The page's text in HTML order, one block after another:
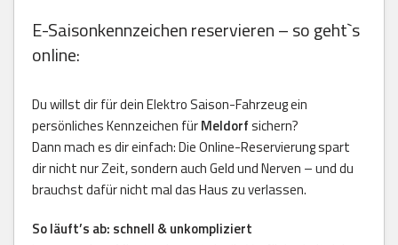
E-Saisonkennzeichen reservieren – so geht`s
online:
Du willst dir für dein Elektro Saison-Fahrzeug ein
persönliches Kennzeichen fürMeldorfsichern?
Dann mach es dir einfach: Die Online-Reservierung spart
dir nicht nur Zeit, sondern auch Geld und Nerven – und du
brauchst dafür nicht mal das Haus zu verlassen.
So läuft’s ab: schnell & unkompliziert